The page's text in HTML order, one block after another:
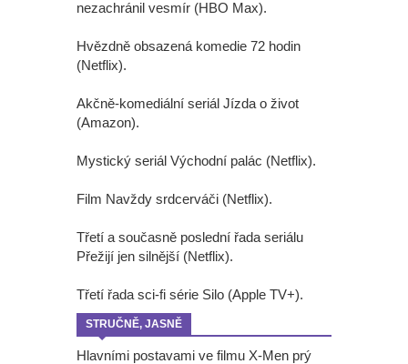
nezachránil vesmír (HBO Max).
Hvězdně obsazená komedie 72 hodin
(Netflix).
Akčně-komediální seriál Jízda o život
(Amazon).
Mystický seriál Východní palác (Netflix).
Film Navždy srdcerváči (Netflix).
Třetí a současně poslední řada seriálu
Přežijí jen silnější (Netflix).
Třetí řada sci-fi série Silo (Apple TV+).
STRUČNĚ, JASNĚ
Hlavními postavami ve filmu X-Men prý